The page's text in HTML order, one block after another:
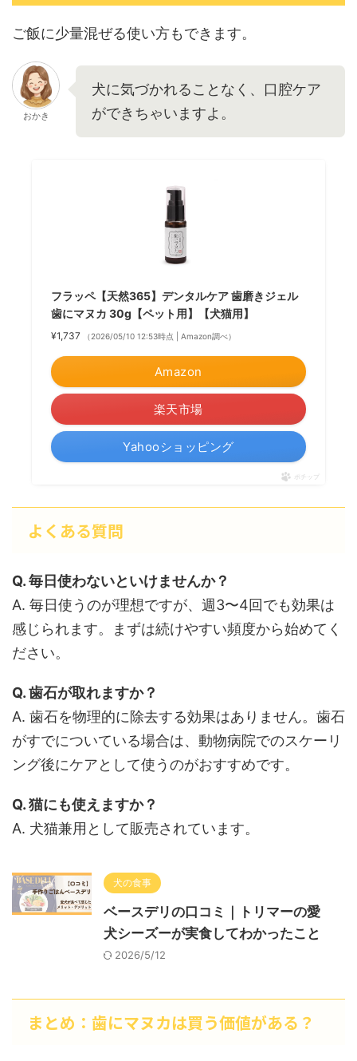
ご飯に少量混ぜる使い方もできます。
おかき
犬に気づかれることなく、口腔ケア
ができちゃいますよ。
フラッペ【天然365】デンタルケア 歯磨きジェル
歯にマヌカ 30g【ペット用】【犬猫用】
¥1,737 （2026/05/10 12:53時点 | Amazon調べ）
Amazon
楽天市場
Yahooショッピング
ポチップ
よくある質問
Q. 毎日使わないといけませんか？
A. 毎日使うのが理想ですが、週3〜4回でも効果は
感じられます。まずは続けやすい頻度から始めてく
ださい。
Q. 歯石が取れますか？
A. 歯石を物理的に除去する効果はありません。歯石
がすでについている場合は、動物病院でのスケーリ
ング後にケアとして使うのがおすすめです。
Q. 猫にも使えますか？
A. 犬猫兼用として販売されています。
犬の食事
ベースデリの口コミ｜トリマーの愛
犬シーズーが実食してわかったこと
2026/5/12
まとめ：歯にマヌカは買う価値がある？